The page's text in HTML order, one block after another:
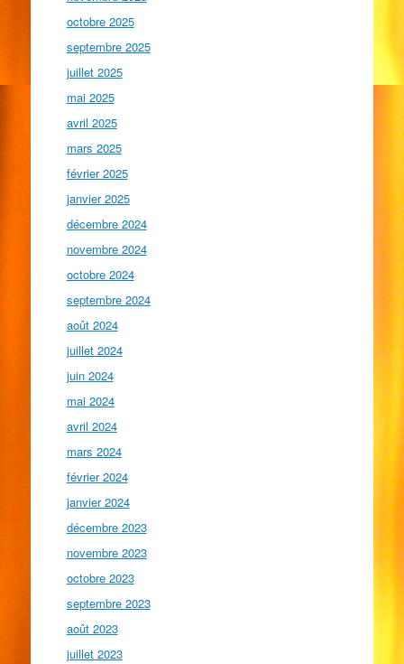
octobre 2025
septembre 2025
juillet 2025
mai 2025
avril 2025
mars 2025
février 2025
janvier 2025
décembre 2024
novembre 2024
octobre 2024
septembre 2024
août 2024
juillet 2024
juin 2024
mai 2024
avril 2024
mars 2024
février 2024
janvier 2024
décembre 2023
novembre 2023
octobre 2023
septembre 2023
août 2023
juillet 2023